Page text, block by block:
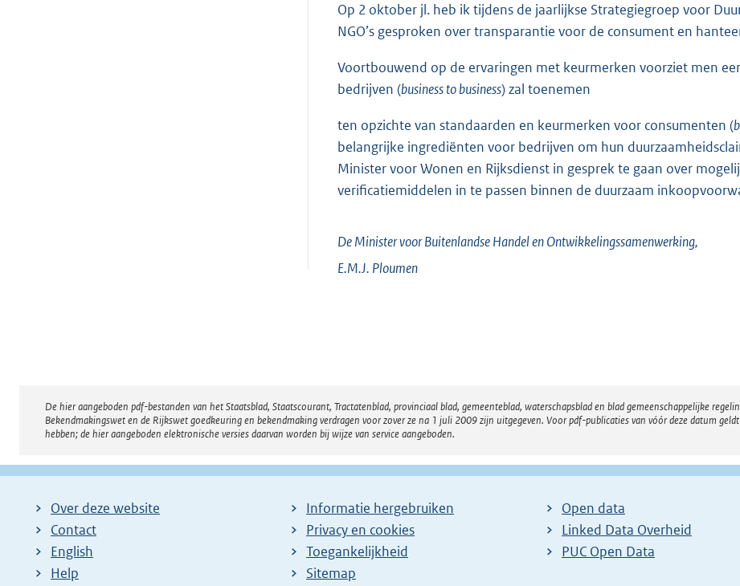
Op 2 oktober jl. heb ik tijdens de jaarlijkse Strategiegroep voor
NGO’s gesproken over transparantie voor de consument en
Voortbouwend op de ervaringen met keurmerken voorziet men
bedrijven (business to business) zal toenemen
ten opzichte van standaarden en keurmerken voor consumenten (
belangrijke ingrediënten voor bedrijven om hun
Minister voor Wonen en Rijksdienst in gesprek te gaan over
verificatiemiddelen in te passen binnen de duurzaam
De Minister voor Buitenlandse Handel en Ontwikkelingssamenwerking,
E.M.J. Ploumen
Disclaimer
De hier aangeboden pdf-bestanden van het Staatsblad, Staatscourant, Tractatenblad, provinciaal blad, gemeenteblad, waterschapsblad en blad gemeenschappelijke
Bekendmakingswet en de Rijkswet goedkeuring en bekendmaking verdragen voor zover ze na 1 juli 2009 zijn uitgegeven. Voor pdf-publicaties van vóór deze datum
hebben; de hier aangeboden elektronische versies daarvan worden bij wijze van service aangeboden.
Over deze website
Contact
English
Help
Informatie hergebruiken
Privacy en cookies
Toegankelijkheid
Sitemap
Open data
Linked Data Overheid
PUC Open Data